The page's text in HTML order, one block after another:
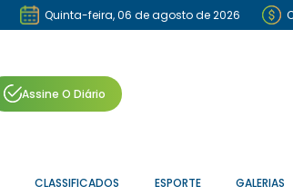
Quinta-feira, 06 de agosto de 2026
Assine O Diário
CLASSIFICADOS ESPORTE GALERIAS